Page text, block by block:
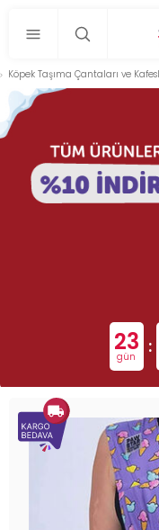
Köpek Taşıma Çantaları ve
23
gün :